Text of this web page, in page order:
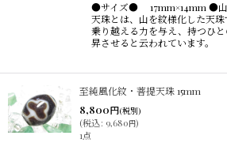
●サイズ● 17mm×14mm ●山
天珠とは、山を紋様化した天
乗り越える力を与え、持つひ
昇させると云われています。
至純風化紋・菩提天珠 15mm
8,800円(税別)
(税込: 9,680円)
1点